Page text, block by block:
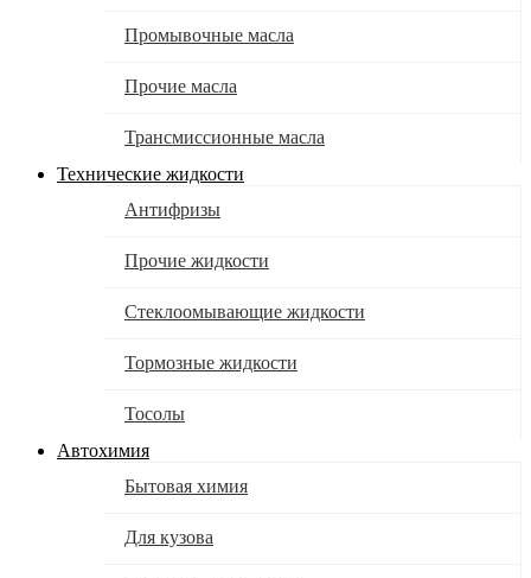
Промывочные масла
Прочие масла
Трансмиссионные масла
Технические жидкости
Антифризы
Прочие жидкости
Стеклоомывающие жидкости
Тормозные жидкости
Тосолы
Автохимия
Бытовая химия
Для кузова